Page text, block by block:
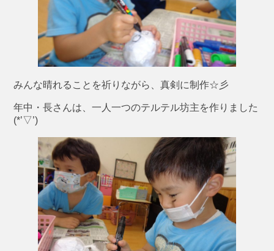
みんな晴れることを祈りながら、真剣に制作☆彡
年中・長さんは、一人一つのテルテル坊主を作りました
(*’▽’)